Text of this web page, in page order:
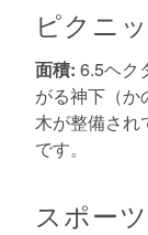
ピクニ
面積: 6.5ヘク
がる神下（か
木が整備され
です。
スポー